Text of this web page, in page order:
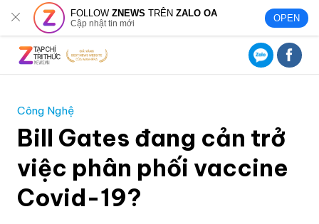
FOLLOWZNEWS TRÊNZALO OA
Cập nhật tin mới OPEN
Công Nghệ
Bill Gates đang cản trở
việc phân phối vaccine
Covid-19?